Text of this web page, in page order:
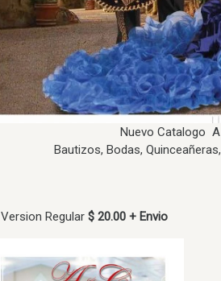
Nuevo Catalogo
Bautizos, Bodas,
Version Regular $ 20.00 + Envio